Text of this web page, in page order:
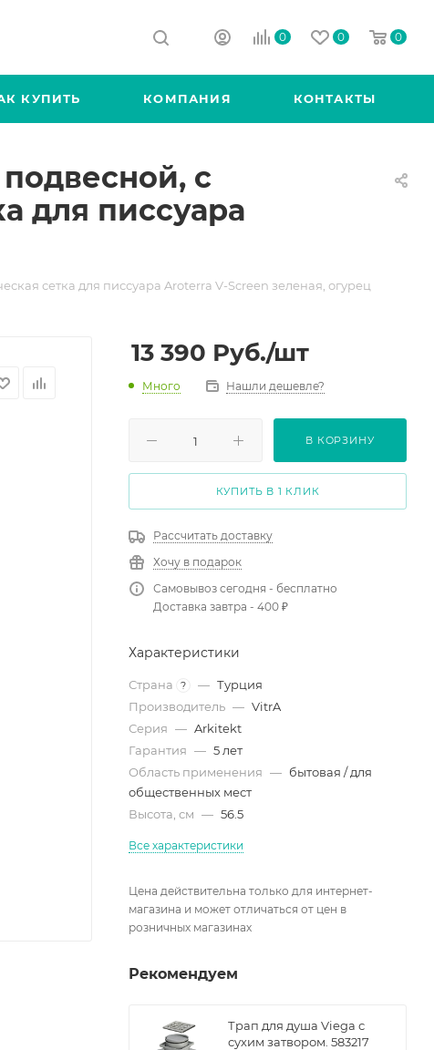
0 0 0
КУПИТЬ КОМПАНИЯ КОНТАКТЫ
с
для писсуара
сетка для писсуара Aroterra V-Screen зеленая, огурец
13 390 Руб./шт
Много Нашли дешевле?
В КОРЗИНУ
КУПИТЬ В 1 КЛИК
Рассчитать доставку
Хочу в подарок
Самовывоз сегодня - бесплатно
Доставка завтра - 400 ₽
Характеристики
Страна ? — Турция
Производитель — VitrA
Серия — Arkitekt
Гарантия — 5 лет
Область применения — бытовая / для
общественных мест
Высота, см — 56.5
Все характеристики
Цена действительна только для интернет-
магазина и может отличаться от цен в
розничных магазинах
Рекомендуем
Трап для душа Viega с
сухим затвором. 583217